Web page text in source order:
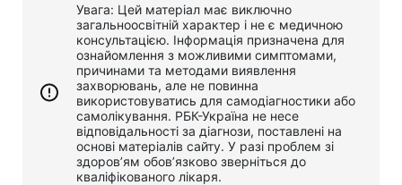
Увага: Цей матеріал має виключно
загальноосвітній характер і не є медичною
консультацією. Інформація призначена для
ознайомлення з можливими симптомами,
причинами та методами виявлення
захворювань, але не повинна
використовуватись для самодіагностики або
самолікування. РБК-Україна не несе
відповідальності за діагнози, поставлені на
основі матеріалів сайту. У разі проблем зі
здоров’ям обов’язково зверніться до
кваліфікованого лікаря.